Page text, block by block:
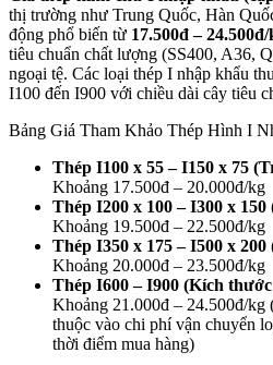
thị trường như Trung Quốc, Hàn
động phổ biến từ 17.500đ –
tiêu chuẩn chất lượng (SS400, A36,
ngoại tệ. Các loại thép I nhập khẩu
I100 đến I900 với chiều dài cây tiêu
Bảng Giá Tham Khảo Thép Hình I
Thép I100 x 55 – I150 x 75
Khoảng 17.500đ – 20.000đ/kg
Thép I200 x 100 – I300 x
Khoảng 19.500đ – 22.500đ/kg
Thép I350 x 175 – I500 x
Khoảng 20.000đ – 23.500đ/kg
Thép I600 – I900 (Kích
Khoảng 21.000đ – 24.500đ/kg
thuộc vào chi phí vận chuyển
thời điểm mua hàng)